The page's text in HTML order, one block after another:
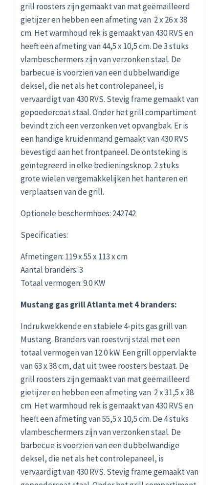
grill roosters zijn gemaakt van mat geëmailleerd
gietijzer en hebben een afmeting van 2 x 26 x 38
cm. Het warmhoud rek is gemaakt van 430 RVS en
heeft een afmeting van 44,5 x 10,5 cm. De 3 stuks
vlambeschermers zijn van verzonken staal. De
barbecue is voorzien van een dubbelwandige
deksel, die net als het controlepaneel, is
vervaardigt van 430 RVS. Stevig frame gemaakt van
gepoedercoat staal. Onder het grill compartiment
bevindt zich een verzonken vet opvangbak. Er is
een handige kruidenmand gemaakt van 430 RVS
bevestigd aan het frontpaneel. De ontsteking is
geïntegreerd in elke bedieningsknop. 2 stuks
grote wielen vergemakkelijken het hanteren en
verplaatsen van de grill.
Optionele beschermhoes: 242742
Specificaties:
Afmetingen: 119 x 55 x 113 x cm
Aantal branders: 3
Totaal vermogen: 9.0 KW
Mustang gas grill Atlanta met 4 branders:
Indrukwekkende en stabiele 4-pits gas grill van
Mustang. Branders van roestvrij staal met een
totaal vermogen van 12.0 kW. Een grill oppervlakte
van 63 x 38 cm, dat uit twee roosters bestaat. De
grill roosters zijn gemaakt van mat geëmailleerd
gietijzer en hebben een afmeting van 2 x 31,5 x 38
cm. Het warmhoud rek is gemaakt van 430 RVS en
heeft een afmeting van 55,5 x 10,5 cm. De 4 stuks
vlambeschermers zijn van verzonken staal. De
barbecue is voorzien van een dubbelwandige
deksel, die net als het controlepaneel, is
vervaardigt van 430 RVS. Stevig frame gemaakt van